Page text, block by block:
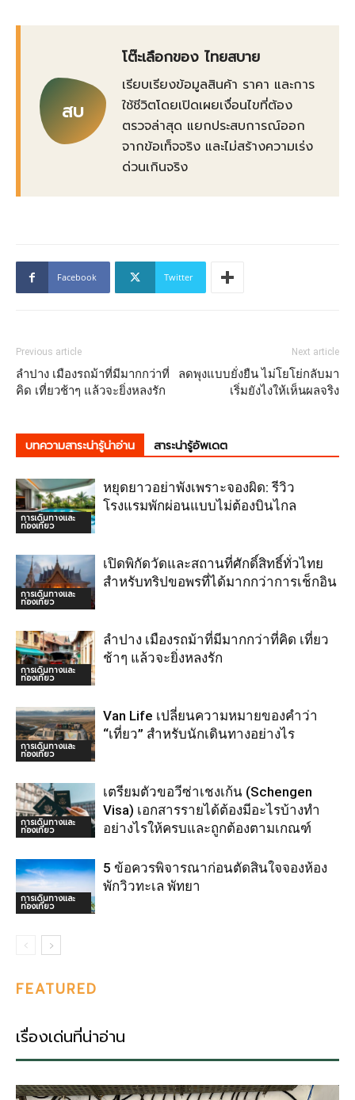
สบ
โต๊ะเลือกของ ไทยสบาย
เรียบเรียงข้อมูลสินค้า ราคา และการ
ใช้ชีวิตโดยเปิดเผยเงื่อนไขที่ต้อง
ตรวจล่าสุด แยกประสบการณ์ออก
จากข้อเท็จจริง และไม่สร้างความเร่ง
ด่วนเกินจริง
Facebook Twitter
Previous article
ลำปาง เมืองรถม้าที่มีมากกว่าที่
คิด เที่ยวช้าๆ แล้วจะยิ่งหลงรัก
Next article
ลดพุงแบบยั่งยืน ไม่โยโย่กลับมา
เริ่มยังไงให้เห็นผลจริง
บทความสาระน่ารู้น่าอ่าน สาระน่ารู้อัพเดต
การเดินทางและ
ท่องเที่ยว
หยุดยาวอย่าพังเพราะจองผิด: รีวิว
โรงแรมพักผ่อนแบบไม่ต้องบินไกล
การเดินทางและ
ท่องเที่ยว
เปิดพิกัดวัดและสถานที่ศักดิ์สิทธิ์ทั่วไทย
สำหรับทริปขอพรที่ได้มากกว่าการเช็กอิน
การเดินทางและ
ท่องเที่ยว
ลำปาง เมืองรถม้าที่มีมากกว่าที่คิด เที่ยว
ช้าๆ แล้วจะยิ่งหลงรัก
การเดินทางและ
ท่องเที่ยว
Van Life เปลี่ยนความหมายของคำว่า
“เที่ยว” สำหรับนักเดินทางอย่างไร
การเดินทางและ
ท่องเที่ยว
เตรียมตัวขอวีซ่าเชงเก้น (Schengen
Visa) เอกสารรายได้ต้องมีอะไรบ้างทำ
อย่างไรให้ครบและถูกต้องตามเกณฑ์
การเดินทางและ
ท่องเที่ยว
5 ข้อควรพิจารณาก่อนตัดสินใจจองห้อง
พักวิวทะเล พัทยา
FEATURED
เรื่องเด่นที่น่าอ่าน